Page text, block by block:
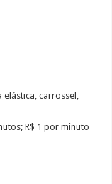
carrossel,
R$ 1 por minuto